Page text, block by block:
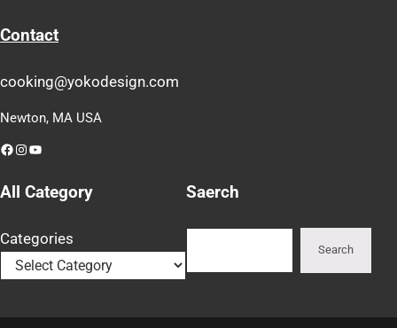
Contact
cooking@yokodesign.com
Newton, MA USA
Facebook
Instagram
YouTube
All Category
Categories
Saerch
Search